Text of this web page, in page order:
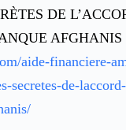
DE
AFGHANIS
aide-financiere-
secretes-de-